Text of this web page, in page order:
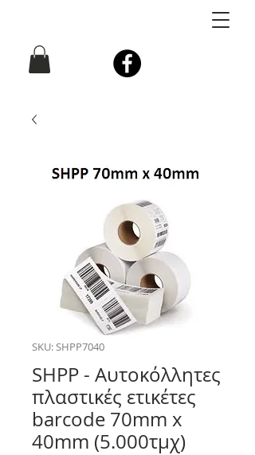
SKU: SHPP7040
SHPP - Αυτοκόλλητες
πλαστικές ετικέτες
barcode 70mm x
40mm (5.000τμχ)